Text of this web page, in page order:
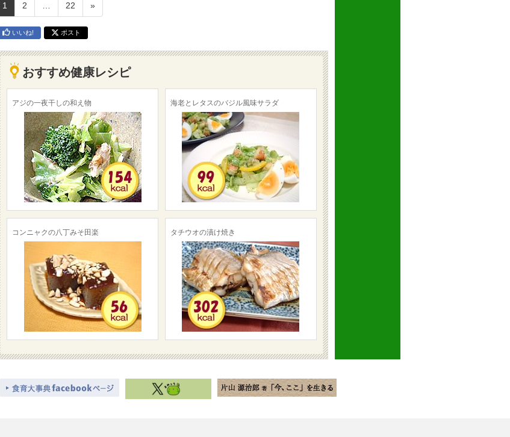
1 2 22 »
いいね! ポスト
おすすめ健康レシピ
アジの一夜干しの和え物 海老とレタスのバジル風味サラダ
コンニャクの八丁みそ田楽 タチウオの漬け焼き